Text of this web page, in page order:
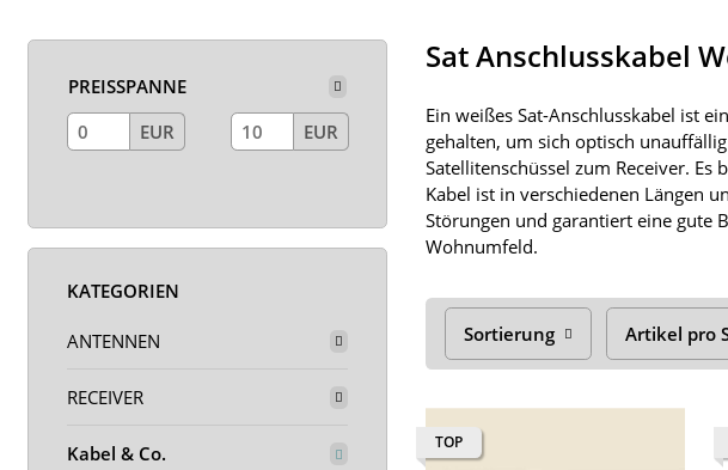
Sat Anschlusskabel
Ein weißes Sat-Anschlusskabel ist
gehalten, um sich optisch
Satellitenschüssel zum Receiver.
Kabel ist in verschiedenen Längen
Störungen und garantiert eine gute
Wohnumfeld.
Sortierung Artikel pro
TOP
PREISSPANNE
EUR
EUR
KATEGORIEN
ANTENNEN
RECEIVER
Kabel & Co.